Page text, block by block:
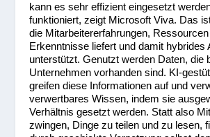
kann es sehr effizient eingesetzt
funktioniert, zeigt Microsoft Viva. Das
die Mitarbeitererfahrungen,
Erkenntnisse liefert und damit hybrides
unterstützt. Genutzt werden Daten, die
Unternehmen vorhanden sind. KI-
greifen diese Informationen auf und
verwertbares Wissen, indem sie
Verhältnis gesetzt werden. Statt also
zwingen, Dinge zu teilen und zu lesen,